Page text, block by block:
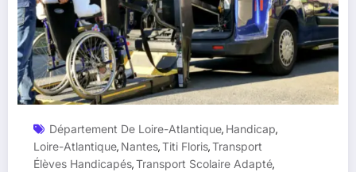
Département De Loire-Atlantique, Handicap,
Loire-Atlantique, Nantes,Titi Floris,Transport
Élèves Handicapés,Transport Scolaire Adapté,